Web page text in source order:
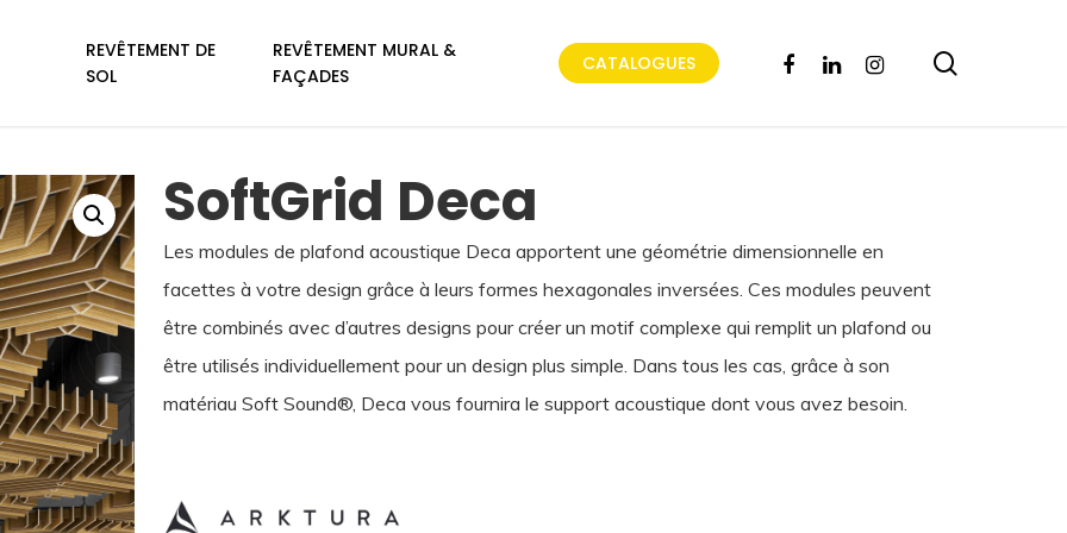
REVÊTEMENT DE
SOL
REVÊTEMENT MURAL &
FAÇADES
CATALOGUES FACEBOOKLINKEDININSTAGRAM
SoftGrid Deca
Les modules de plafond acoustique Deca apportent une géométrie dimensionnelle en
facettes à votre design grâce à leurs formes hexagonales inversées. Ces modules peuvent
être combinés avec d’autres designs pour créer un motif complexe qui remplit un plafond ou
être utilisés individuellement pour un design plus simple. Dans tous les cas, grâce à son
matériau Soft Sound®, Deca vous fournira le support acoustique dont vous avez besoin.